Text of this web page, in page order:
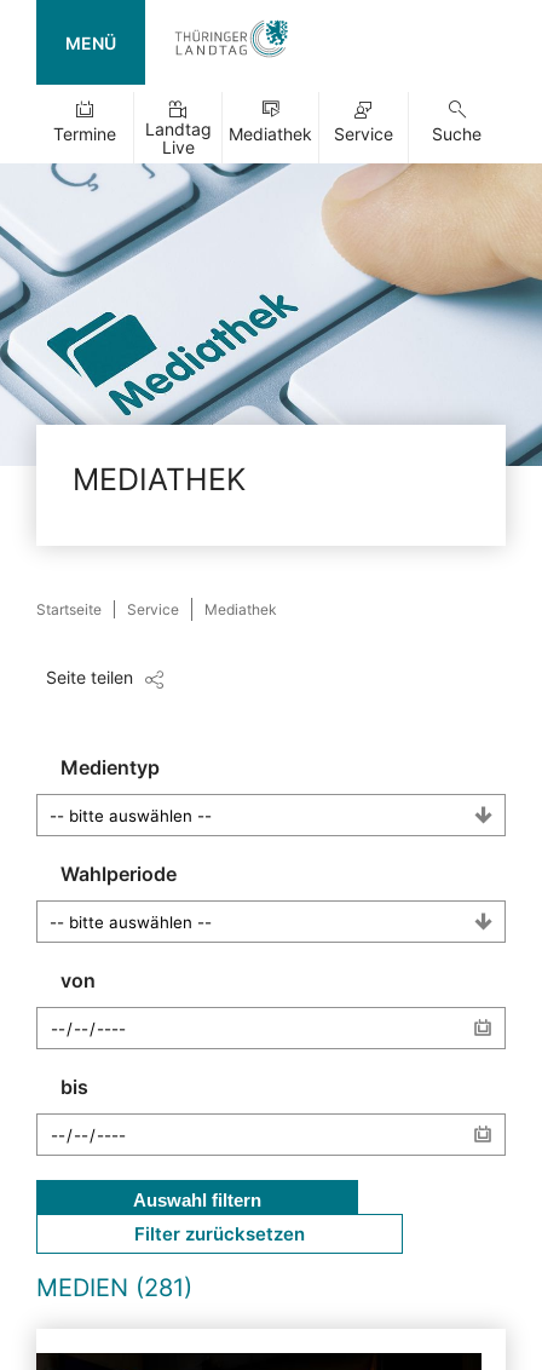
MENÜ
Termine
Landtag
Live
Mediathek Service Suche
MEDIATHEK
Startseite Service Mediathek
Seite teilen
Medientyp
Wahlperiode
von
bis
Auswahl filtern
Filter zurücksetzen
MEDIEN (281)